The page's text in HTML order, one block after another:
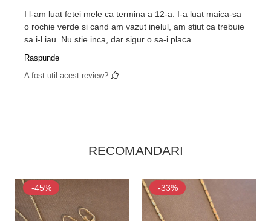
I l-am luat fetei mele ca termina a 12-a. I-a luat maica-sa
o rochie verde si cand am vazut inelul, am stiut ca trebuie
sa i-l iau. Nu stie inca, dar sigur o sa-i placa.
Raspunde
A fost util acest review?
RECOMANDARI
-45% -33%